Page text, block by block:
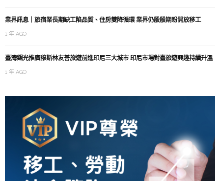
業界訊息｜旅宿業長期缺工陷品質、住房雙降循環 業界仍殷殷期盼開放移工
1 年 AGO
臺灣觀光推廣穆斯林友善旅遊前進印尼三大城市 印尼市場對臺旅遊興趣持續升溫
1 年 AGO